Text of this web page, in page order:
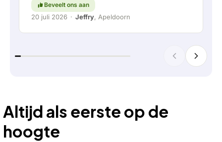
Beveelt ons aan
20 juli 2026 · Jeffry, Apeldoorn
Altijd als eerste op de
hoogte